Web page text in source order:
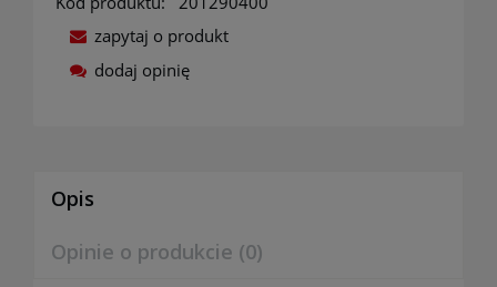
zapytaj o produkt
dodaj opinię
Opis
Opinie o produkcie (0)